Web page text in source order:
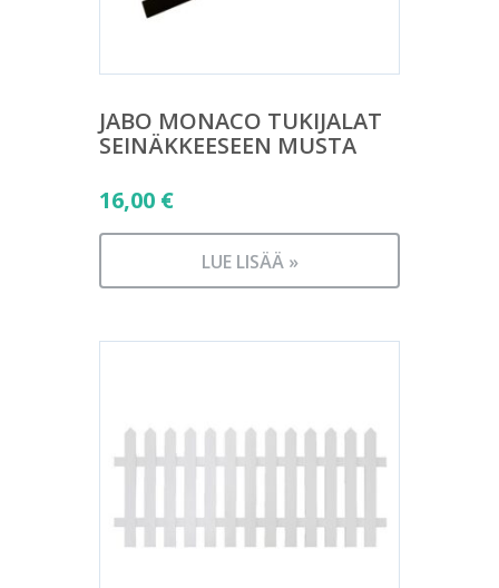
JABO MONACO TUKIJALAT
SEINÄKKEESEEN MUSTA
16,00 €
LUE LISÄÄ »